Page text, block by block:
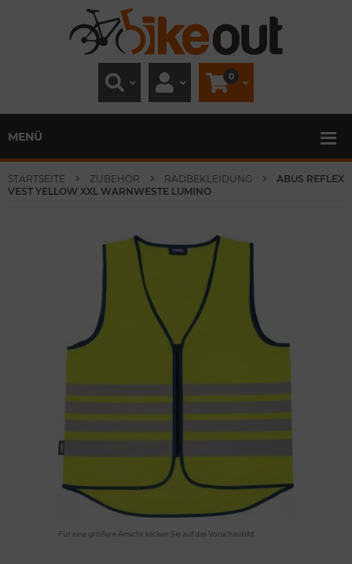
0
MENÜ
STARTSEITE ZUBEHÖR RADBEKLEIDUNG
ABUS REFLEX
VEST YELLOW XXL WARNWESTE LUMINO
Für eine größere Ansicht klicken Sie auf das Vorschaubild